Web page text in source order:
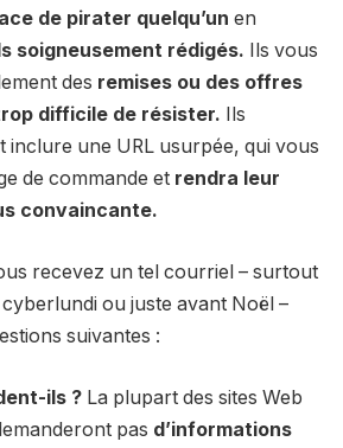
de pirater quelqu’un en
soigneusement rédigés. Ils vous
des remises ou des offres
difficile de résister. Ils
inclure une URL usurpée, qui vous
de commande et rendra leur
convaincante.
recevez un tel courriel – surtout
ou juste avant Noël –
suivantes :
ils ? La plupart des sites Web
pas d’informations